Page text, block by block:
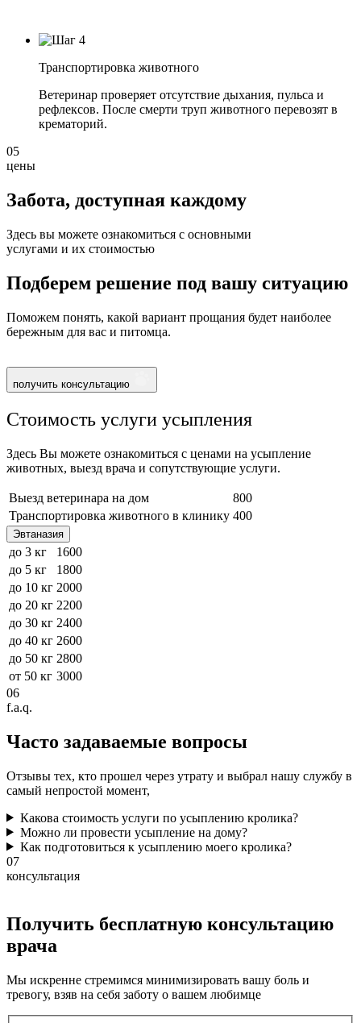
Транспортировка животного
Ветеринар проверяет отсутствие дыхания, пульса и
рефлексов. После смерти труп животного перевозят в
крематорий.
05
цены
Забота, доступная каждому
Здесь вы можете ознакомиться с основными
услугами и их стоимостью
Подберем решение под вашу ситуацию
Поможем понять, какой вариант прощания будет наиболее
бережным для вас и питомца.
получить консультацию
Стоимость услуги усыпления
Здесь Вы можете ознакомиться с ценами на усыпление
животных, выезд врача и сопутствующие услуги.
Выезд ветеринара на дом
800
Транспортировка животного в клинику 400
Эвтаназия
до 3 кг
1600
до 5 кг
1800
до 10 кг 2000
до 20 кг 2200
до 30 кг 2400
до 40 кг 2600
до 50 кг 2800
от 50 кг 3000
06
f.a.q.
Часто задаваемые вопросы
Отзывы тех, кто прошел через утрату и выбрал нашу службу в
самый непростой момент,
Какова стоимость услуги по усыплению кролика?
Можно ли провести усыпление на дому?
Как подготовиться к усыплению моего кролика?
07
консультация
Получить бесплатную консультацию
врача
Мы искренне стремимся минимизировать вашу боль и
тревогу, взяв на себя заботу о вашем любимце